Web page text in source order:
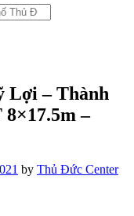
Lợi – Thành
–
by Thủ Đức Center